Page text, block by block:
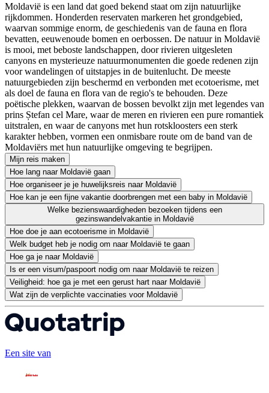
Moldavië is een land dat goed bekend staat om zijn natuurlijke
rijkdommen. Honderden reservaten markeren het grondgebied,
waarvan sommige enorm, de geschiedenis van de fauna en flora
bevatten, eeuwenoude bomen en oerbossen. De natuur in Moldavië
is mooi, met beboste landschappen, door rivieren uitgesleten
canyons en mysterieuze natuurmonumenten die goede redenen zijn
voor wandelingen of uitstapjes in de buitenlucht. De meeste
natuurgebieden zijn beschermd en verbonden met ecotoerisme, met
als doel de fauna en flora van de regio's te behouden. Deze
poëtische plekken, waarvan de bossen bevolkt zijn met legendes van
prins Ștefan cel Mare, waar de meren en rivieren een pure romantiek
uitstralen, en waar de canyons met hun rotskloosters een sterk
karakter hebben, vormen een onmisbare route om de band van de
Moldaviërs met hun natuurlijke omgeving te begrijpen.
Mijn reis maken
Hoe lang naar Moldavië gaan
Hoe organiseer je je huwelijksreis naar Moldavië
Hoe kan je een fijne vakantie doorbrengen met een baby in Moldavië
Welke bezienswaardigheden bezoeken tijdens een
gezinswandelvakantie in Moldavië
Hoe doe je aan ecotoerisme in Moldavië
Welk budget heb je nodig om naar Moldavië te gaan
Hoe ga je naar Moldavië
Is er een visum/paspoort nodig om naar Moldavië te reizen
Veiligheid: hoe ga je met een gerust hart naar Moldavië
Wat zijn de verplichte vaccinaties voor Moldavië
Een site van